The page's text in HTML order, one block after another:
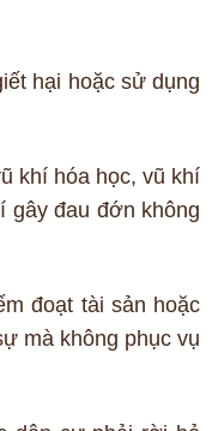
hại hoặc sử dụng
khí hóa học, vũ khí
gây đau đớn không
đoạt tài sản hoặc
mà không phục vụ